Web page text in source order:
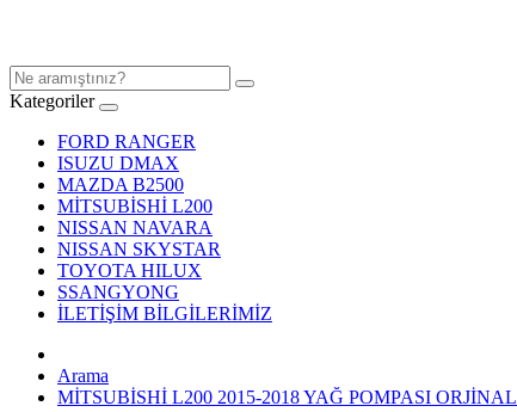
Kategoriler
FORD RANGER
ISUZU DMAX
MAZDA B2500
MİTSUBİSHİ L200
NISSAN NAVARA
NISSAN SKYSTAR
TOYOTA HILUX
SSANGYONG
İLETİŞİM BİLGİLERİMİZ
Arama
MİTSUBİSHİ L200 2015-2018 YAĞ POMPASI ORJİNAL